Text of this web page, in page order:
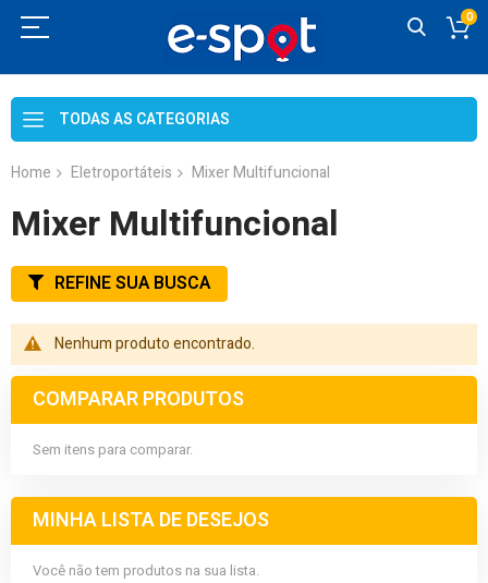
0
Skip
to
ContentTODAS AS CATEGORIAS
Home Eletroportáteis Mixer Multifuncional
Mixer Multifuncional
Nenhum produto encontrado.
REFINE SUA BUSCA
COMPARAR PRODUTOS
Sem itens para comparar.
MINHA LISTA DE DESEJOS
Você não tem produtos na sua lista.